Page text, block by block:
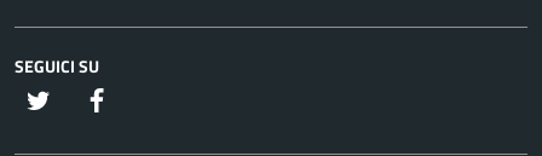
SEGUICI SU
twitter